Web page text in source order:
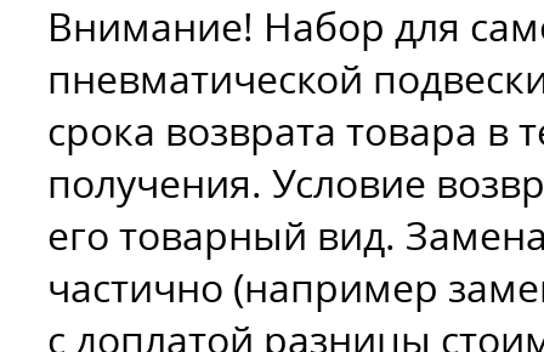
Внимание! Набор для
пневматической
срока возврата товара в
получения. Условие
его товарный вид.
частично (например
с доплатой разницы